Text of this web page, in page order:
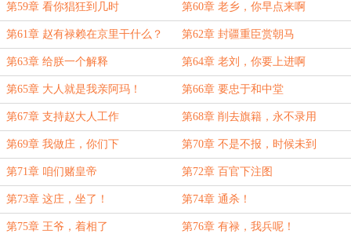
第59章 看你猖狂到几时 第60章 老乡，你早点来啊
第61章 赵有禄赖在京里干什么？ 第62章 封疆重臣赏朝马
第63章 给朕一个解释 第64章 老刘，你要上进啊
第65章 大人就是我亲阿玛！ 第66章 要忠于和中堂
第67章 支持赵大人工作 第68章 削去旗籍，永不录用
第69章 我做庄，你们下 第70章 不是不报，时候未到
第71章 咱们赌皇帝 第72章 百官下注图
第73章 这庄，坐了！ 第74章 通杀！
第75章 王爷，着相了 第76章 有禄，我兵呢！